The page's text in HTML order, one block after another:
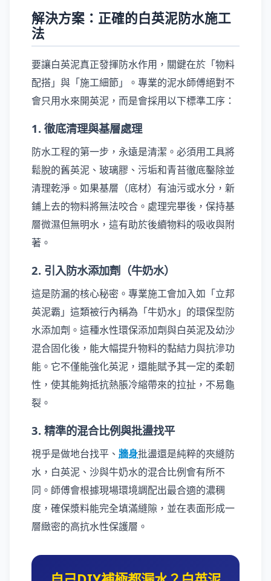
解決方案：正確的白英泥防水施工
法
要讓白英泥真正發揮防水作用，關鍵在於「物料
配搭」與「施工細節」。專業的泥水師傅絕對不
會只用水來開英泥，而是會採用以下標準工序：
1. 徹底清理與基層處理
防水工程的第一步，永遠是清潔。必須用工具將
鬆脫的舊英泥、玻璃膠、污垢和青苔徹底鑿除並
清理乾淨。如果基層（底材）有油污或水分，新
鋪上去的物料將無法咬合。處理完畢後，保持基
層微濕但無明水，這有助於後續物料的吸收與附
著。
2. 引入防水添加劑（牛奶水）
這是防漏的核心秘密。專業施工會加入如「立邦
英泥霸」這類被行內稱為「牛奶水」的環保型防
水添加劑。這種水性環保添加劑與白英泥及幼沙
混合固化後，能大幅提升物料的黏結力與抗滲功
能。它不僅能強化英泥，還能賦予其一定的柔韌
性，使其能夠抵抗熱脹冷縮帶來的拉扯，不易龜
裂。
3. 精準的混合比例與批盪找平
視乎是做地台找平、 牆身批盪還是純粹的夾縫防
水，白英泥、沙與牛奶水的混合比例會有所不
同。師傅會根據現場環境調配出最合適的濃稠
度，確保漿料能完全填滿縫隙，並在表面形成一
層緻密的高抗水性保護層。